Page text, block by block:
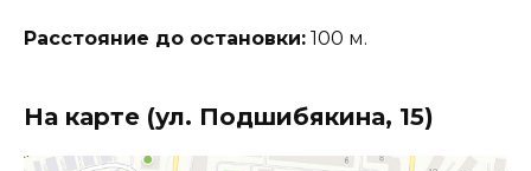
Расстояние до остановки: 100 м.
На карте (ул. Подшибякина, 15)